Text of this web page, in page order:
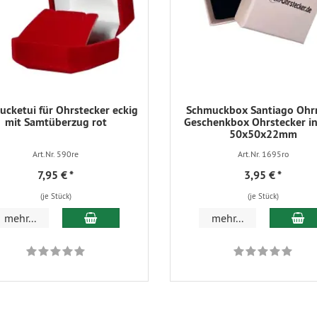
für Ohrstecker eckig
mit Samtüberzug rot
Art.Nr. 590re
7,95 €*
(je Stück)
mehr... In den Warenkorb
Schmuckbox Santiago
Geschenkbox Ohrstecker
50x50x22mm
Art.Nr. 1695ro
3,95 €*
(je Stück)
mehr... In